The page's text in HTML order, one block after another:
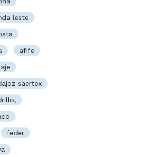
leste
afife
saertex
feder